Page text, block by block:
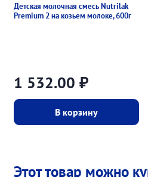
Детская молочная смесь Nutrilak
Premium 2 на козьем молоке, 600г
1 532.00 ₽
В корзину
Этот товар можно